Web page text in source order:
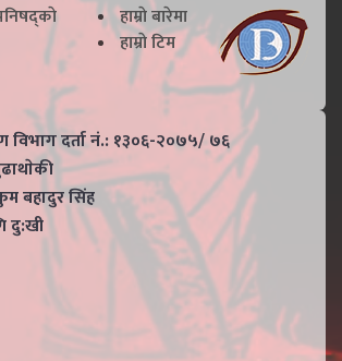
हाम्राे बारेमा
हाम्राे टिम
विभाग दर्ता नं.: १३०६-२०७५/ ७६
बहादुर सिंह
दु:खी